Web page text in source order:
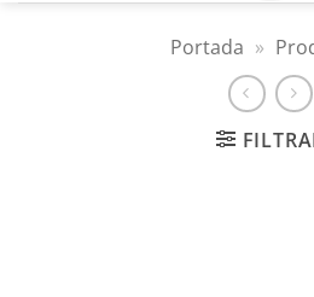
Portada »